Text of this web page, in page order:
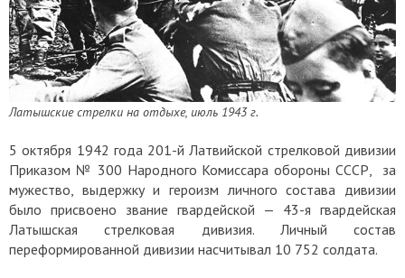
Латышские стрелки на отдыхе, июль 1943 г.
5 октября 1942 года 201-й Латвийской стрелковой дивизии
Приказом № 300 Народного Комиссара обороны СССР, за
мужество, выдержку и героизм личного состава дивизии
было присвоено звание гвардейской — 43-я гвардейская
Латышская стрелковая дивизия. Личный состав
переформированной дивизии насчитывал 10 752 солдата.